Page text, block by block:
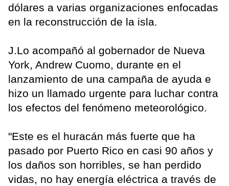
dólares a varias organizaciones enfocadas
en la reconstrucción de la isla.
J.Lo acompañó al gobernador de Nueva
York, Andrew Cuomo, durante en el
lanzamiento de una campaña de ayuda e
hizo un llamado urgente para luchar contra
los efectos del fenómeno meteorológico.
"Este es el huracán más fuerte que ha
pasado por Puerto Rico en casi 90 años y
los daños son horribles, se han perdido
vidas, no hay energía eléctrica a través de